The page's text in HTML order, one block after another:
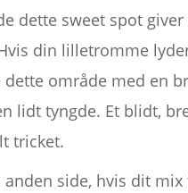
dette sweet spot
din lilletromme
dette område med en
lidt tyngde. Et blidt,
tricket.
anden side, hvis dit